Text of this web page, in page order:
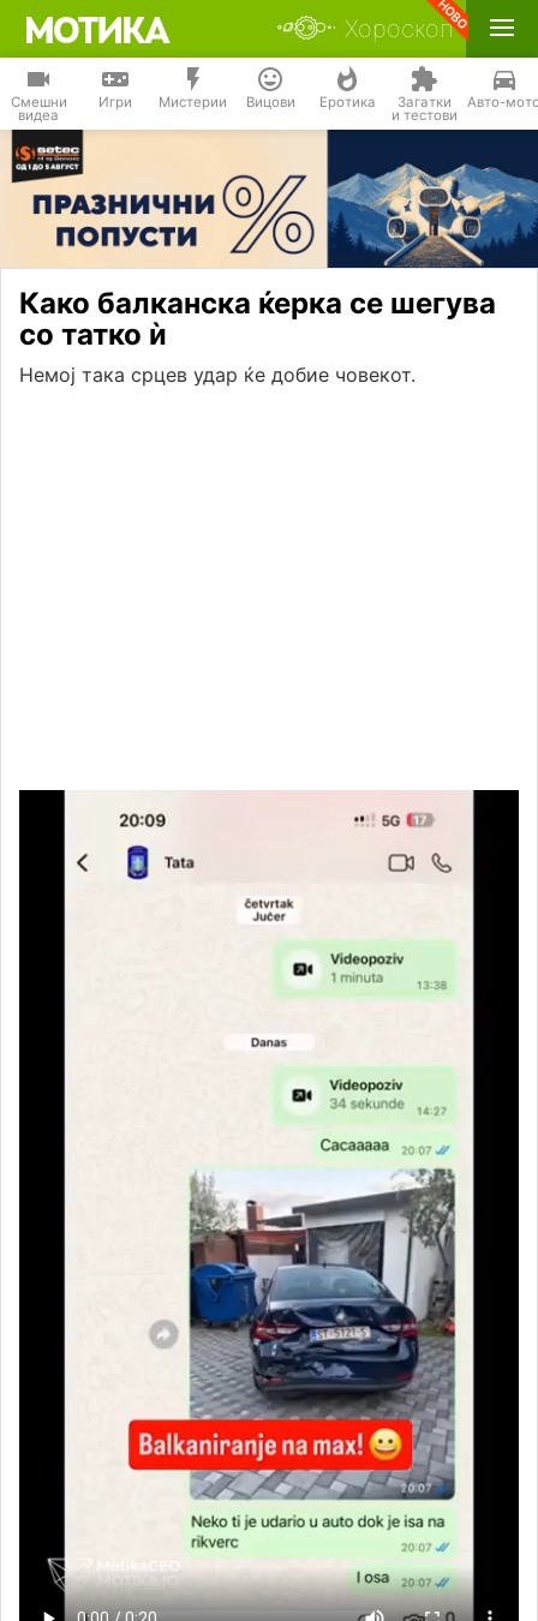
Хороскоп
Смешни
видеа
Игри Мистерии Вицови Еротика Загатки
и тестови
Авто-
Како балканска ќерка се шегува
со татко ѝ
Немој така срцев удар ќе добие човекот.